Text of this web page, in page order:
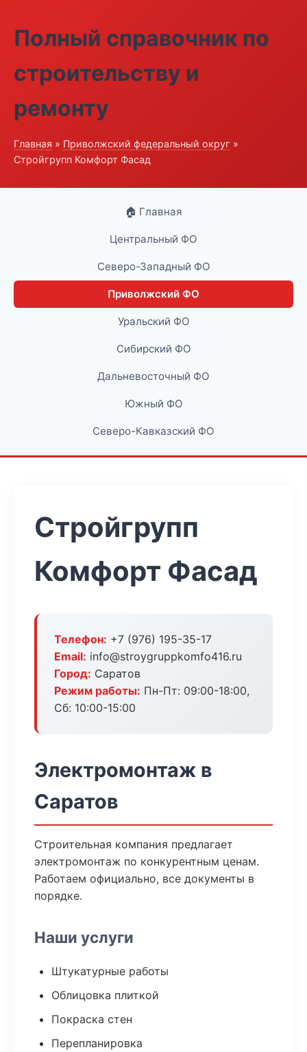
Полный справочник по
строительству и
ремонту
Главная » Приволжский федеральный округ »
Стройгрупп Комфорт Фасад
🏠 Главная
Центральный ФО
Северо-Западный ФО
Приволжский ФО
Уральский ФО
Сибирский ФО
Дальневосточный ФО
Южный ФО
Северо-Кавказский ФО
Стройгрупп
Комфорт Фасад
Телефон: +7 (976) 195-35-17
Email: info@stroygruppkomfo416.ru
Город: Саратов
Режим работы: Пн-Пт: 09:00-18:00,
Сб: 10:00-15:00
Электромонтаж в
Саратов
Строительная компания предлагает
электромонтаж по конкурентным ценам.
Работаем официально, все документы в
порядке.
Наши услуги
Штукатурные работы
Облицовка плиткой
Покраска стен
Перепланировка